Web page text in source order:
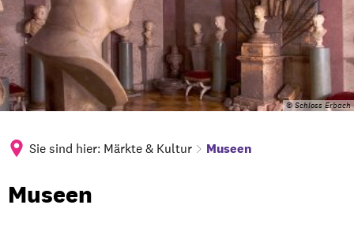
© Schloss Erbach
Sie sind hier: Märkte & Kultur Museen
Museen
Museen